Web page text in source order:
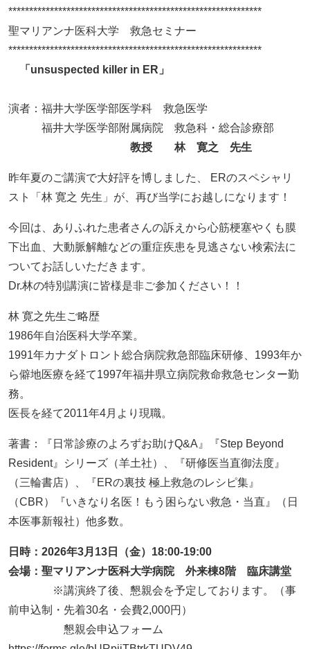
*************************************************************
聖マリアンナ医科大学 救急セミナー
*************************************************************
「unsuspected killer in ER」
演者：福井大学医学部医学科 救急医学
福井大学医学部附属病院 救急科・総合診療部
教授 林 寛之 先生
昨年夏のご講演で大好評を博しました、 ERのスペシャリ
スト「林 寛之 先生」が、再び当学にお越しになります！
今回は、ありふれた患者さんの訴えから心筋梗塞やくも膜
下出血、大動脈解離などの重症疾患を見逃さない検索法に
ついてお話しいただきます。
Dr.林の特別講演に皆様是非ご参加ください！！
林 寛之先生ご略歴
1986年自治医科大学卒業。
1991年カナダトロント総合病院救急部臨床研修、1993年か
ら僻地医療を経て1997年福井県立病院救命救急センター勤
務。
医長を経て2011年4月より現職。
著書：『日常診療のよろずお助けQ&A』『Step Beyond
Resident』シリーズ（羊土社）、『研修医当直御法度』
（三輪書店）、『ERの裏技 極上救急のレシピ集』
（CBR）『いきなり名医！もう困らない救急・当直』（日
本医事新報社）他多数。
日時：2026年3月13日（金）18:00-19:00
会場：聖マリアンナ医科大学病院 外来棟8階 臨床講堂
※講演終了後、懇親会を予定しております。（事
前申込制・先着30名・会費2,000円）
懇親会申込フォーム